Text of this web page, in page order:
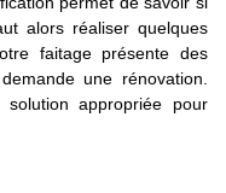
alors réaliser quelques
faitage présente des
une rénovation.
appropriée pour